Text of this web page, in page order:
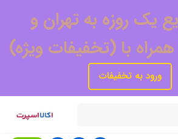
یک روزه به تهران و
با (تخفیفات ویژه)
ورود به تخفیفات